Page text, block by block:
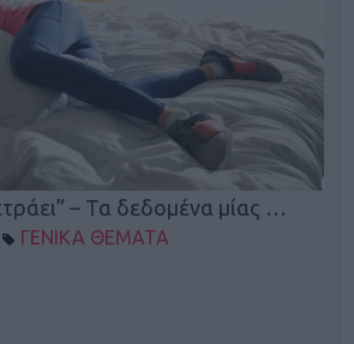
– Τα δεδομένα μίας …
ΓΕΝΙΚΑ ΘΕΜΑΤΑ